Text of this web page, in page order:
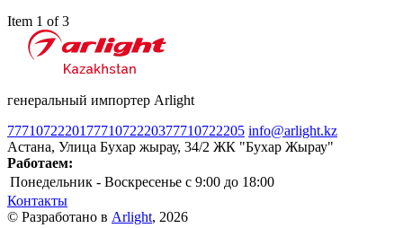
Item 1 of 3
генеральный импортер Arlight
77710722201 7771072220377710722205 info@arlight.kz
Астана, Улица Бухар жырау, 34/2 ЖК "Бухар Жырау"
Работаем:
Понедельник - Воскресенье c 9:00 до 18:00
Контакты
© Разработано в Arlight, 2026